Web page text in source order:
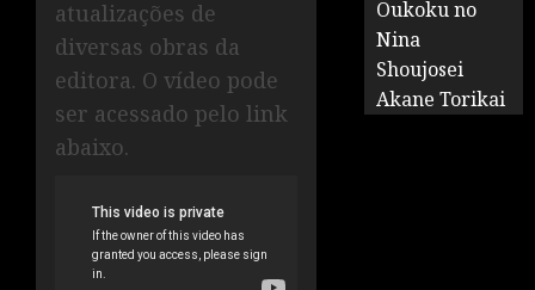
atualizações de
diversas obras da
editora. O vídeo pode
ser acessado pelo link
abaixo.
Oukoku no
Nina
Shoujosei
Akane Torikai